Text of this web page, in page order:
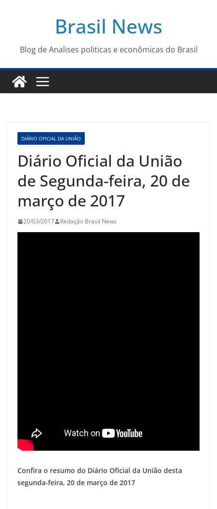
conteúdo
Brasil News
Blog de Analises politicas e econômicas do Brasil
DIÁRIO OFICIAL DA UNIÃO
Diário Oficial da União
de Segunda-feira, 20 de
março de 2017
20/03/2017 Redação Brasil News
Confira o resumo do Diário Oficial da União desta
segunda-feira, 20 de março de 2017